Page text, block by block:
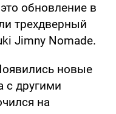
обновление в
трехдверный
Jimny Nomade.
новые
с другими
на